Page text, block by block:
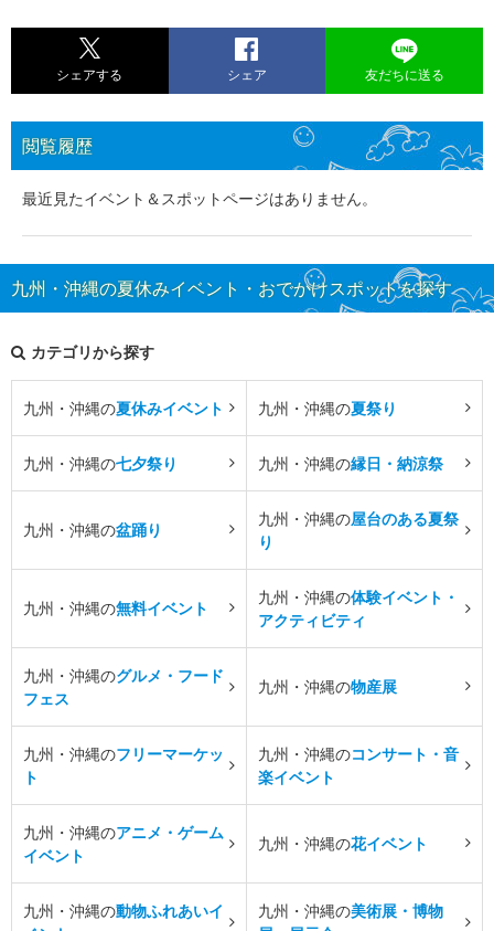
シェアする シェア 友だちに送る
閲覧履歴
最近見たイベント＆スポットページはありません。
九州・沖縄の夏休みイベント・おでかけスポットを探す
カテゴリから探す
九州・沖縄の夏休みイベント 九州・沖縄の夏祭り
九州・沖縄の七夕祭り 九州・沖縄の縁日・納涼祭
九州・沖縄の盆踊り
九州・沖縄の屋台のある夏祭
り
九州・沖縄の無料イベント
九州・沖縄の体験イベント・
アクティビティ
九州・沖縄のグルメ・フード
フェス
九州・沖縄の物産展
九州・沖縄のフリーマーケッ
ト
九州・沖縄のコンサート・音
楽イベント
九州・沖縄のアニメ・ゲーム
イベント
九州・沖縄の花イベント
九州・沖縄の動物ふれあいイ
九州・沖縄の美術展・博物